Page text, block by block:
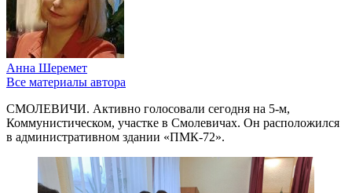
Анна Шеремет
Все материалы автора
СМОЛЕВИЧИ. Активно голосовали сегодня на 5-м,
Коммунистическом, участке в Смолевичах. Он расположился
в административном здании «ПМК-72».